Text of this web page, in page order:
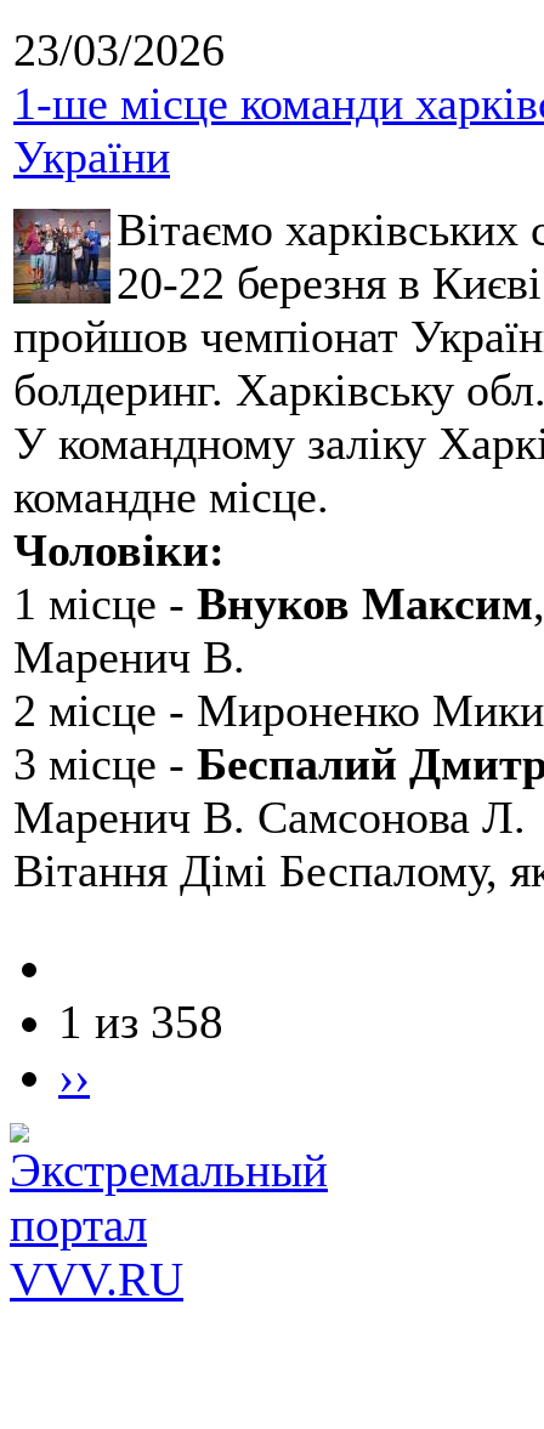
23/03/2026
1-ше місце команди
України
Вітаємо
20-22 березня в
пройшов чемпіонат
болдеринг. Харківську
У командному заліку
командне місце.
Чоловіки:
1 місце - Внуков Максим
Маренич В.
2 місце - Мироненко
3 місце - Беспалий
Маренич В. Самсонова Л.
Вітання Дімі Беспалому,
1 из 358
››